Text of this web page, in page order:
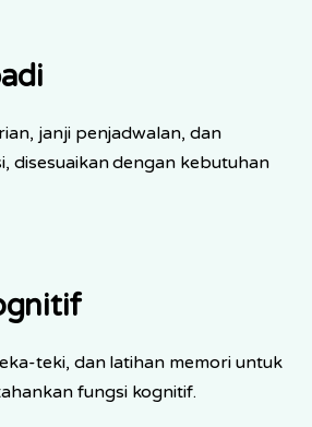
janji penjadwalan, dan
disesuaikan dengan kebutuhan
teki, dan latihan memori untuk
fungsi kognitif.